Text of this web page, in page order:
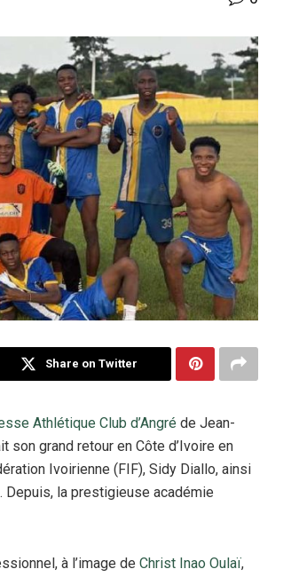
Share on Twitter
Athlétique Club d’Angré de Jean-
son grand retour en Côte d’Ivoire en
Ivoirienne (FIF), Sidy Diallo, ainsi
la prestigieuse académie
à l’image de Christ Inao Oulaï,